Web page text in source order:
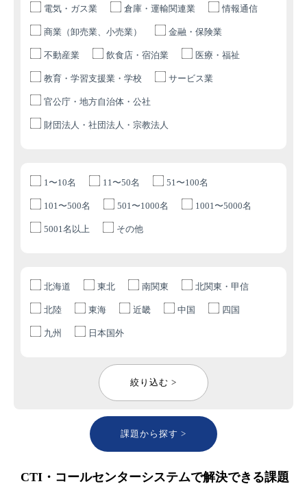
電気・ガス業 倉庫・運輸関連業 情報通信
商業（卸売業、小売業） 金融・保険業
不動産業 飲食店・宿泊業 医療・福祉
教育・学習支援業・学校 サービス業
官公庁・地方自治体・公社
財団法人・社団法人・宗教法人
1〜10名 11〜50名 51〜100名
101〜500名 501〜1000名 1001〜5000名
5001名以上 その他
北海道 東北 南関東 北関東・甲信
北陸 東海 近畿 中国 四国
九州 日本国外
絞り込む >
課題から探す >
CTI・コールセンターシステムで解決できる課題